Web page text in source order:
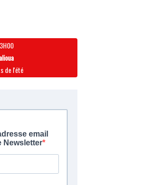
de l'été